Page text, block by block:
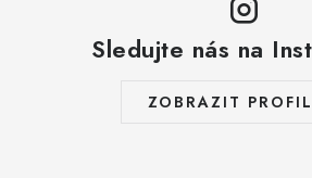
Sledujte nás na
ZOBRAZIT PROFIL